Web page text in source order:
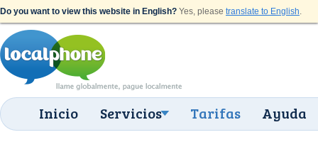
Do you want to view this website in English? Yes, please translate to English.
Inicio Servicios Tarifas Ayuda